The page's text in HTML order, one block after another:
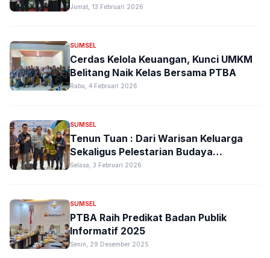
Keterbukaan Informasi Publik di Sumsel
Jumat, 13 Februari 2026
SUMSEL
Cerdas Kelola Keuangan, Kunci UMKM
Belitang Naik Kelas Bersama PTBA
Rabu, 4 Februari 2026
SUMSEL
Tenun Tuan : Dari Warisan Keluarga
Sekaligus Pelestarian Budaya
Palembang
Selasa, 3 Februari 2026
SUMSEL
PTBA Raih Predikat Badan Publik
Informatif 2025
Senin, 29 Desember 2025